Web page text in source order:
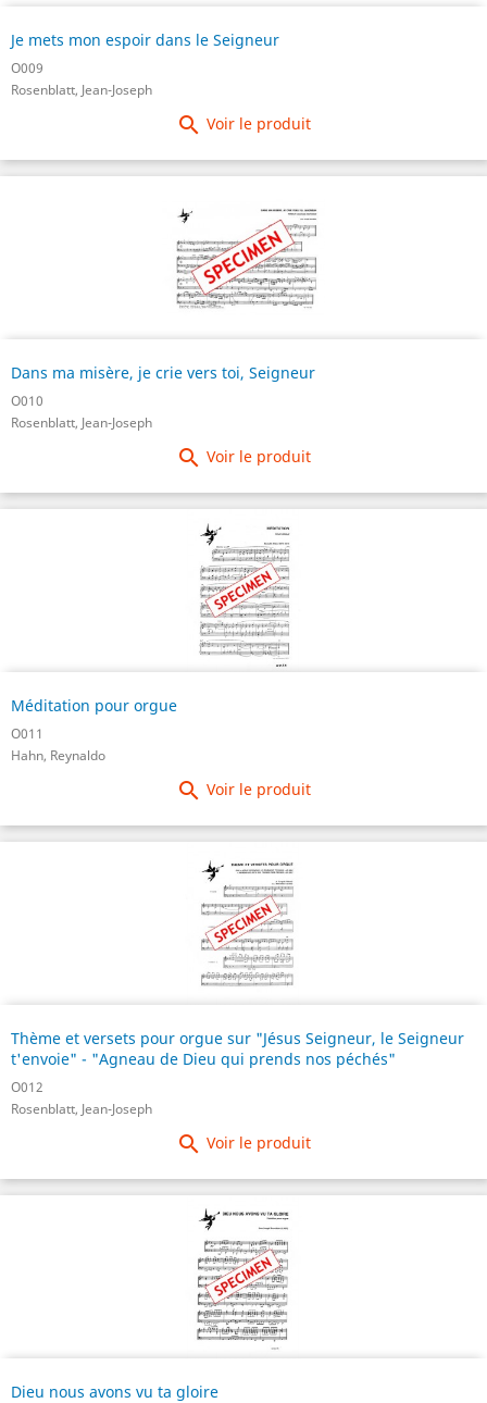
Je mets mon espoir dans le Seigneur
O009
Rosenblatt, Jean-Joseph
 Voir le produit
Dans ma misère, je crie vers toi, Seigneur
O010
Rosenblatt, Jean-Joseph
 Voir le produit
Méditation pour orgue
O011
Hahn, Reynaldo
 Voir le produit
Thème et versets pour orgue sur "Jésus Seigneur, le Seigneur
t'envoie" - "Agneau de Dieu qui prends nos péchés"
O012
Rosenblatt, Jean-Joseph
 Voir le produit
Dieu nous avons vu ta gloire